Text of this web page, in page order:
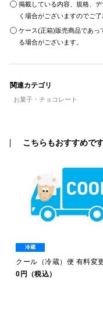
掲載している内容、規格、
く場合がございますのでご了
ケース(正箱)販売商品であっ
る場合がございます。
関連カテゴリ
お菓子・チョコレート
こちらもおすすめで
冷蔵
クール（冷蔵）便 有料変
0円（税込）